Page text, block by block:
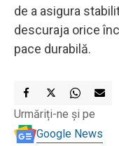
de a asigura
descuraja orice
pace durabilă.
Urmăriți-ne și pe
Google News